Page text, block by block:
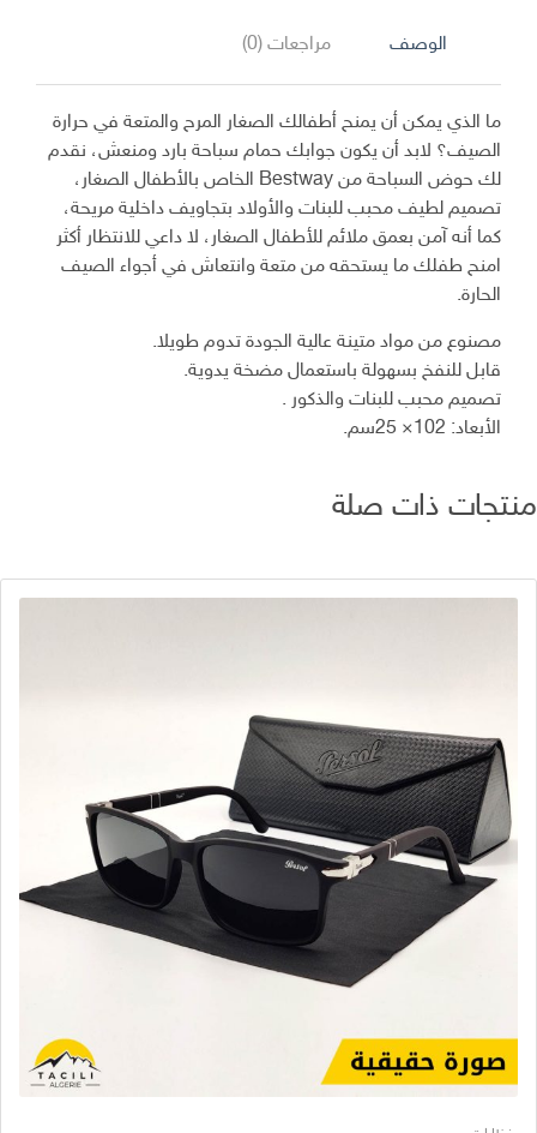
fillettes
102
30cm
الوصف مراجعات (0)
ما الذي يمكن أن يمنح أطفالك الصغار المرح والمتعة في حرارة
الصيف؟ لابد أن يكون جوابك حمام سباحة بارد ومنعش، نقدم
لك حوض السباحة من Bestway الخاص بالأطفال الصغار،
تصميم لطيف محبب للبنات والأولاد بتجاويف داخلية مريحة،
كما أنه آمن بعمق ملائم للأطفال الصغار، لا داعي للانتظار أكثر
امنح طفلك ما يستحقه من متعة وانتعاش في أجواء الصيف
الحارة.
مصنوع من مواد متينة عالية الجودة تدوم طويلا.
قابل للنفخ بسهولة باستعمال مضخة يدوية.
تصميم محبب للبنات والذكور .
الأبعاد: 102× 25سم.
ذات صلة